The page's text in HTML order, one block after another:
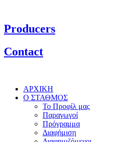
Producers
Contact
ΑΡΧΙΚΗ
Ο ΣΤΑΘΜΟΣ
Το Προφίλ μας
Παραγωγοί
Πρόγραμμα
Διαφήμιση